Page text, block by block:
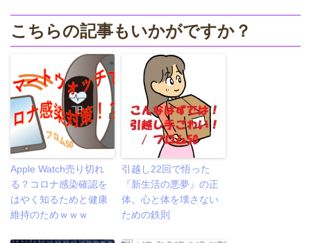
こちらの記事もいかがですか？
Apple Watch売り切れ
る？コロナ感染確認を
はやく知るためと健康
維持のためｗｗｗ
引越し22回で悟った
『新生活の悪夢』の正
体。心と体を壊さない
ための鉄則